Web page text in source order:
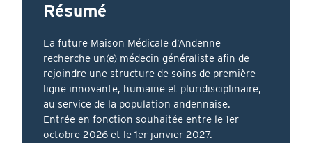
Résumé
La future Maison Médicale d’Andenne
recherche un(e) médecin généraliste afin de
rejoindre une structure de soins de première
ligne innovante, humaine et pluridisciplinaire,
au service de la population andennaise.
Entrée en fonction souhaitée entre le 1er
octobre 2026 et le 1er janvier 2027.